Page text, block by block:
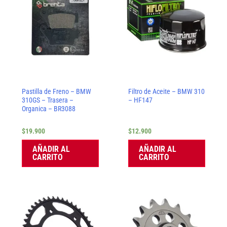
Pastilla de Freno – BMW
310GS – Trasera –
Organica – BR3088
$19.900
AÑADIR AL
CARRITO
Filtro de Aceite – BMW 310
– HF147
$12.900
AÑADIR AL
CARRITO